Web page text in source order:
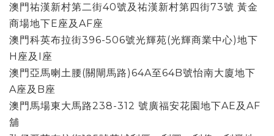
澳門祐漢新村第二街40號及祐漢新村第四街73號 黃金
商場地下E座及AF座
澳門科英布拉街396-506號光輝苑(光輝商業中心)地下
H座及I座
澳門亞馬喇土腰(關閘馬路)64A至64B號怡南大廈地下
A座及B座
澳門馬場東大馬路238-312 號廣福安花園地下AE及AF
舖